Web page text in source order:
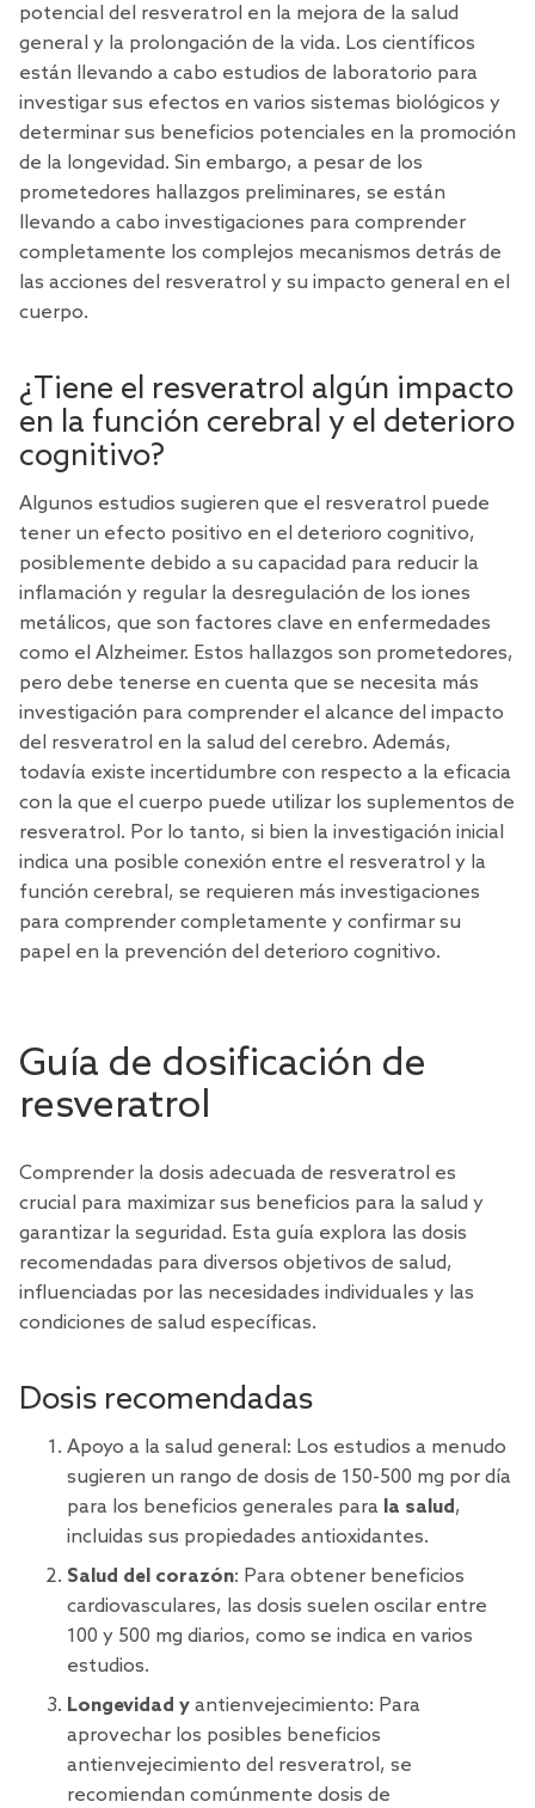
potencial del resveratrol en la mejora de la salud
general y la prolongación de la vida. Los científicos
están llevando a cabo estudios de laboratorio para
investigar sus efectos en varios sistemas biológicos y
determinar sus beneficios potenciales en la promoción
de la longevidad. Sin embargo, a pesar de los
prometedores hallazgos preliminares, se están
llevando a cabo investigaciones para comprender
completamente los complejos mecanismos detrás de
las acciones del resveratrol y su impacto general en el
cuerpo.
¿Tiene el resveratrol algún impacto
en la función cerebral y el deterioro
cognitivo?
Algunos estudios sugieren que el resveratrol puede
tener un efecto positivo en el deterioro cognitivo,
posiblemente debido a su capacidad para reducir la
inflamación y regular la desregulación de los iones
metálicos, que son factores clave en enfermedades
como el Alzheimer. Estos hallazgos son prometedores,
pero debe tenerse en cuenta que se necesita más
investigación para comprender el alcance del impacto
del resveratrol en la salud del cerebro. Además,
todavía existe incertidumbre con respecto a la eficacia
con la que el cuerpo puede utilizar los suplementos de
resveratrol. Por lo tanto, si bien la investigación inicial
indica una posible conexión entre el resveratrol y la
función cerebral, se requieren más investigaciones
para comprender completamente y confirmar su
papel en la prevención del deterioro cognitivo.
Guía de dosificación de
resveratrol
Comprender la dosis adecuada de resveratrol es
crucial para maximizar sus beneficios para la salud y
garantizar la seguridad. Esta guía explora las dosis
recomendadas para diversos objetivos de salud,
influenciadas por las necesidades individuales y las
condiciones de salud específicas.
Dosis recomendadas
Apoyo a la salud general: Los estudios a menudo
sugieren un rango de dosis de 150-500 mg por día
para los beneficios generales para la salud,
incluidas sus propiedades antioxidantes.
Salud del corazón: Para obtener beneficios
cardiovasculares, las dosis suelen oscilar entre
100 y 500 mg diarios, como se indica en varios
estudios.
Longevidad y antienvejecimiento: Para
aprovechar los posibles beneficios
antienvejecimiento del resveratrol, se
recomiendan comúnmente dosis de